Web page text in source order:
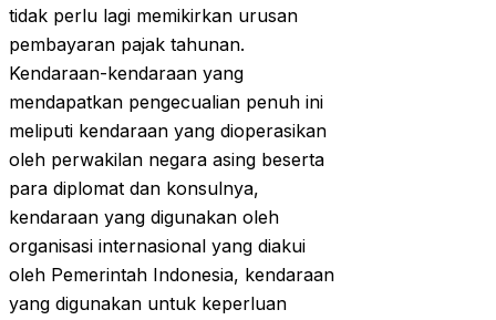
tidak perlu lagi memikirkan urusan
pembayaran pajak tahunan.
Kendaraan-kendaraan yang
mendapatkan pengecualian penuh ini
meliputi kendaraan yang dioperasikan
oleh perwakilan negara asing beserta
para diplomat dan konsulnya,
kendaraan yang digunakan oleh
organisasi internasional yang diakui
oleh Pemerintah Indonesia, kendaraan
yang digunakan untuk keperluan